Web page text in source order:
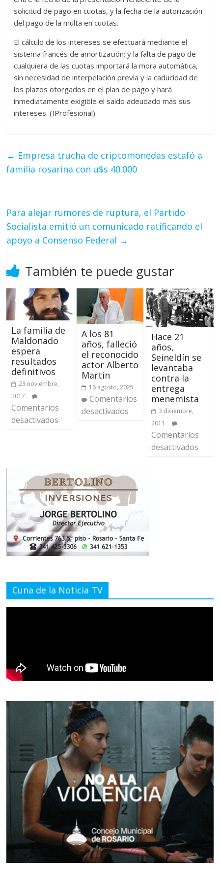
solicitud de pago en cuotas, y la fecha de la autorización
del pago de la multa en cuotas.
El cálculo de los intereses se efectuará mediante el
sistema francés de amortización; y la falta de pago de
cualquiera de las cuotas importará la mora automática,
sin necesidad de interpelación previa y la caducidad de
los plazos otorgados en el plan de pago y hará
inmediatamente exigible el saldo adeudado más sus
intereses. (IProfesional)
← Empresa trucha de criptomonedas estafó a
familia rosarina con u$s 40.000
Para alejar rumores de ruptura, el Partido
Socialista emitió un comunicado ratificando el
apoyo a Consenso Federal →
También te puede gustar
La familia de
Maldonado
espera
resultados
definitivos
23 noviembre,
2017
Comentarios
desactivados
A los 81
años, falleció
el reconocido
actor Alberto
Martín
16 agosto, 2025
Comentarios
desactivados
Hace 21
años,
Seineldín se
levantaba
contra la
entrega
menemista
3 diciembre,
2011
Comentarios
desactivados
Cuna de la Noticia TV